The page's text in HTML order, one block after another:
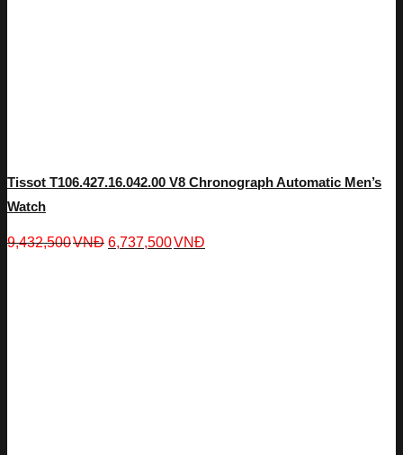
Tissot T106.427.16.042.00 V8 Chronograph Automatic Men’s
Watch
9,432,500VNĐ 6,737,500VNĐ